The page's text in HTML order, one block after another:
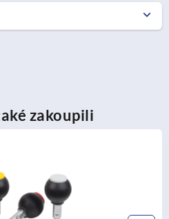
zakoupili